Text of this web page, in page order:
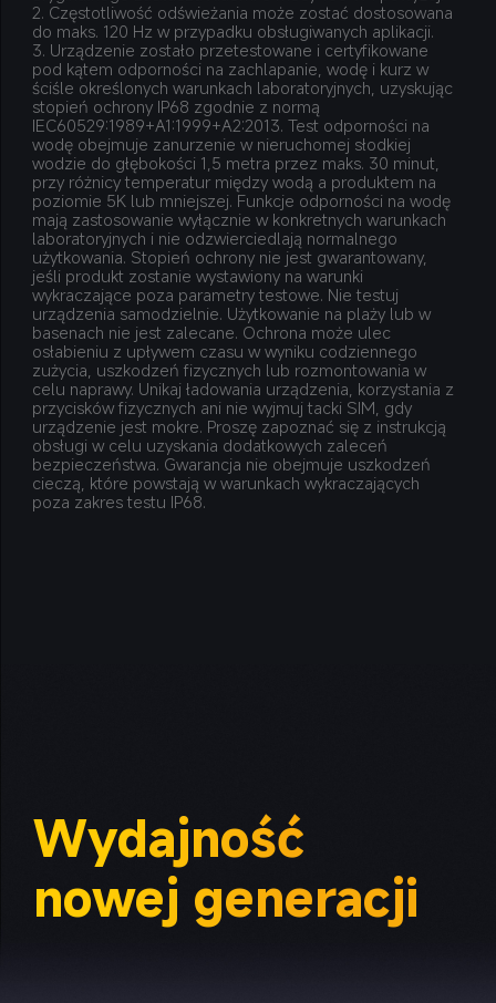
2. Częstotliwość odświeżania może zostać dostosowana
do maks. 120 Hz w przypadku obsługiwanych aplikacji.
3. Urządzenie zostało przetestowane i certyfikowane
pod kątem odporności na zachlapanie, wodę i kurz w
ściśle określonych warunkach laboratoryjnych, uzyskując
stopień ochrony IP68 zgodnie z normą
IEC60529:1989+A1:1999+A2:2013. Test odporności na
wodę obejmuje zanurzenie w nieruchomej słodkiej
wodzie do głębokości 1,5 metra przez maks. 30 minut,
przy różnicy temperatur między wodą a produktem na
poziomie 5K lub mniejszej. Funkcje odporności na wodę
mają zastosowanie wyłącznie w konkretnych warunkach
laboratoryjnych i nie odzwierciedlają normalnego
użytkowania. Stopień ochrony nie jest gwarantowany,
jeśli produkt zostanie wystawiony na warunki
wykraczające poza parametry testowe. Nie testuj
urządzenia samodzielnie. Użytkowanie na plaży lub w
basenach nie jest zalecane. Ochrona może ulec
osłabieniu z upływem czasu w wyniku codziennego
zużycia, uszkodzeń fizycznych lub rozmontowania w
celu naprawy. Unikaj ładowania urządzenia, korzystania z
przycisków fizycznych ani nie wyjmuj tacki SIM, gdy
urządzenie jest mokre. Proszę zapoznać się z instrukcją
obsługi w celu uzyskania dodatkowych zaleceń
bezpieczeństwa. Gwarancja nie obejmuje uszkodzeń
cieczą, które powstają w warunkach wykraczających
poza zakres testu IP68.
Wydajność
nowej generacji